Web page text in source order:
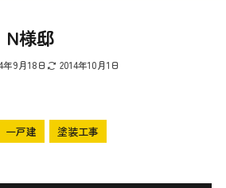
様邸
年9月18日 2014年10月1日
一戸建 塗装工事